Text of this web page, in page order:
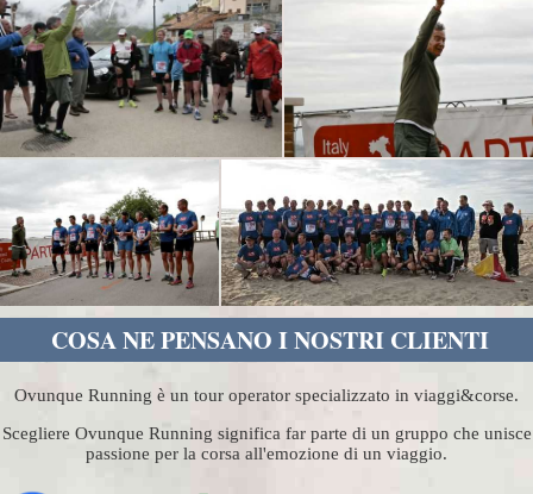
COSA NE PENSANO I NOSTRI CLIENTI
Ovunque Running è un tour operator specializzato in viaggi&corse.
Scegliere Ovunque Running significa far parte di un gruppo che unisce
passione per la corsa all'emozione di un viaggio.